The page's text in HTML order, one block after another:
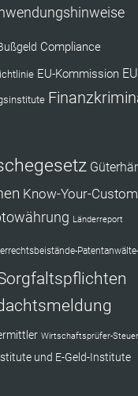
Compliance
EU-Kommission
Know-Your-
Länderreport
Wirtschaftsprüfer-
und E-Geld-Institute